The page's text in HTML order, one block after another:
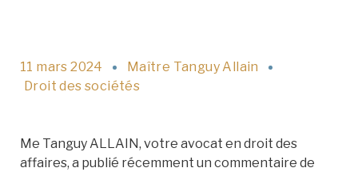
11 mars 2024
Maître Tanguy Allain
Droit des sociétés
Me Tanguy ALLAIN, votre avocat en droit des
affaires, a publié récemment un commentaire de